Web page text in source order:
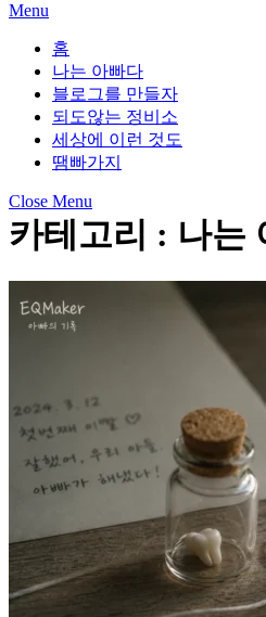
Menu
홈
나는 아빠다
블로그를 만들자
되도않는 정비소
세상에 이런 것도
땜빠가지
Close Menu
카테고리 : 나는